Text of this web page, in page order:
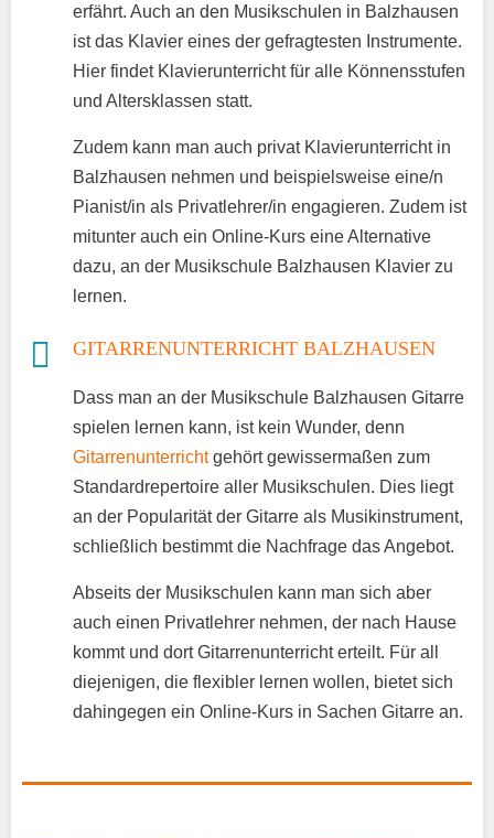
erfährt. Auch an den Musikschulen in Balzhausen
ist das Klavier eines der gefragtesten Instrumente.
Hier findet Klavierunterricht für alle Könnensstufen
und Altersklassen statt.
Zudem kann man auch privat Klavierunterricht in
Balzhausen nehmen und beispielsweise eine/n
Pianist/in als Privatlehrer/in engagieren. Zudem ist
mitunter auch ein Online-Kurs eine Alternative
dazu, an der Musikschule Balzhausen Klavier zu
lernen.
GITARRENUNTERRICHT BALZHAUSEN
Dass man an der Musikschule Balzhausen Gitarre
spielen lernen kann, ist kein Wunder, denn
Gitarrenunterrichtgehört gewissermaßen zum
Standardrepertoire aller Musikschulen. Dies liegt
an der Popularität der Gitarre als Musikinstrument,
schließlich bestimmt die Nachfrage das Angebot.
Abseits der Musikschulen kann man sich aber
auch einen Privatlehrer nehmen, der nach Hause
kommt und dort Gitarrenunterricht erteilt. Für all
diejenigen, die flexibler lernen wollen, bietet sich
dahingegen ein Online-Kurs in Sachen Gitarre an.